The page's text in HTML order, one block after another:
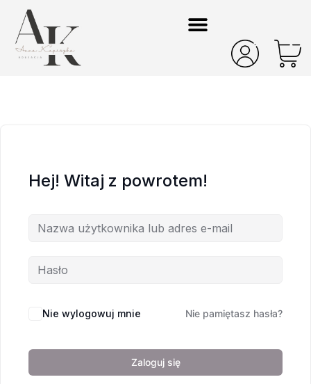
Hej! Witaj z powrotem!
Nie wylogowuj mnie Nie pamiętasz hasła?
Zaloguj się